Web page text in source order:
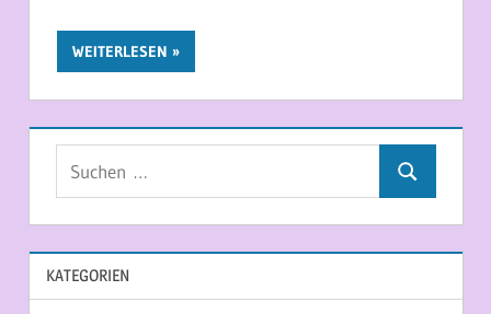
WEITERLESEN
Suchen
KATEGORIEN